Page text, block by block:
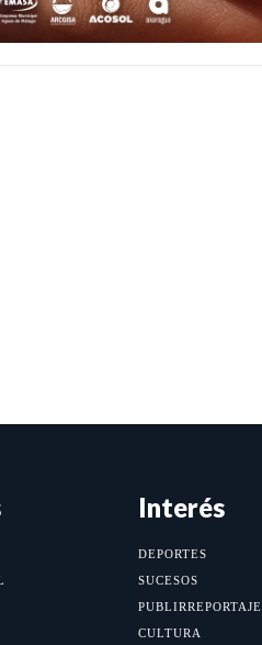
Interés
DEPORTES
SUCESOS
PUBLIRREPORTAJE
CULTURA